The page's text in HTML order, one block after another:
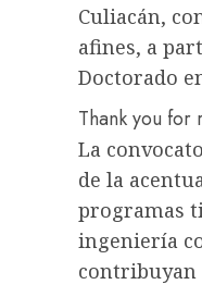
Culiacán,
afines, a
Doctorado
Thank you
La
de la
programas
ingeniería
contribuyan